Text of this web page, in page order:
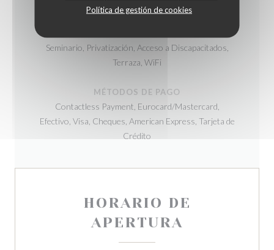
Política de gestión de cookies
Seminario, Privatización, Acceso a Discapacitados,
Terraza, WiFi
MÉTODOS DE PAGO
Contactless Payment, Eurocard/Mastercard,
Efectivo, Visa, Cheques, American Express, Tarjeta de
Crédito
HORARIO DE
APERTURA